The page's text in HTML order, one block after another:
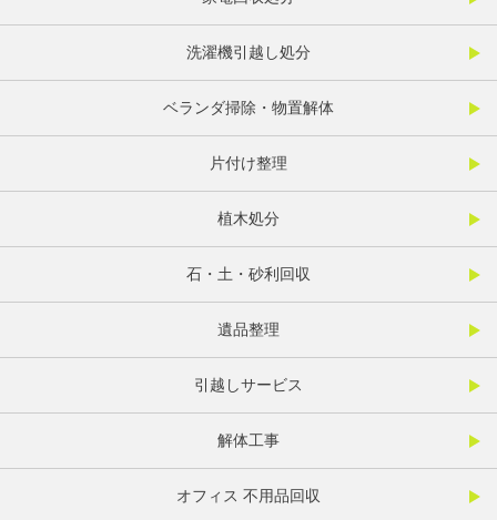
洗濯機引越し処分
ベランダ掃除・物置解体
片付け整理
植木処分
石・土・砂利回収
遺品整理
引越しサービス
解体工事
オフィス 不用品回収